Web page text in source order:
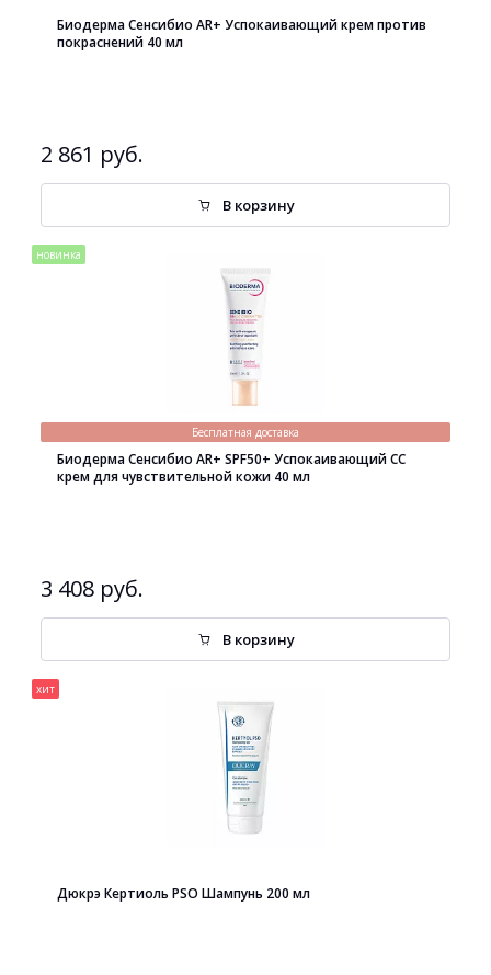
Биодерма Сенсибио AR+ Успокаивающий крем против
покраснений 40 мл
2 861 руб.
В корзину
новинка
Бесплатная доставка
Биодерма Сенсибио AR+ SPF50+ Успокаивающий СС
крем для чувствительной кожи 40 мл
3 408 руб.
В корзину
хит
Дюкрэ Кертиоль PSO Шампунь 200 мл